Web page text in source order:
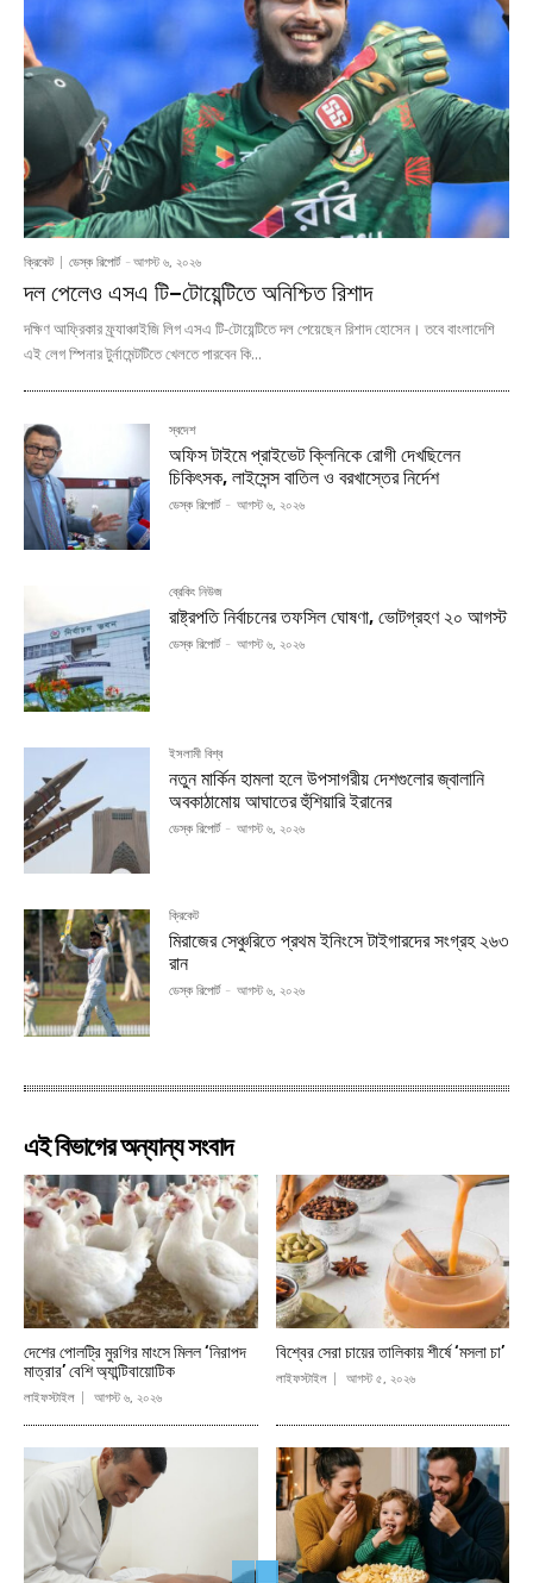
ক্রিকেট ডেস্ক রিপোর্ট - আগস্ট ৬, ২০২৬
দল পেলেও এসএ টি–টোয়েন্টিতে অনিশ্চিত রিশাদ
দক্ষিণ আফ্রিকার ফ্র্যাঞ্চাইজি লিগ এসএ টি-টোয়েন্টিতে দল পেয়েছেন রিশাদ হোসেন। তবে বাংলাদেশি
এই লেগ স্পিনার টুর্নামেন্টটিতে খেলতে পারবেন কি...
স্বদেশ
অফিস টাইমে প্রাইভেট ক্লিনিকে রোগী দেখছিলেন
চিকিৎসক, লাইসেন্স বাতিল ও বরখাস্তের নির্দেশ
ডেস্ক রিপোর্ট - আগস্ট ৬, ২০২৬
ব্রেকিং নিউজ
রাষ্ট্রপতি নির্বাচনের তফসিল ঘোষণা, ভোটগ্রহণ ২০ আগস্ট
ডেস্ক রিপোর্ট - আগস্ট ৬, ২০২৬
ইসলামী বিশ্ব
নতুন মার্কিন হামলা হলে উপসাগরীয় দেশগুলোর জ্বালানি
অবকাঠামোয় আঘাতের হুঁশিয়ারি ইরানের
ডেস্ক রিপোর্ট - আগস্ট ৬, ২০২৬
ক্রিকেট
মিরাজের সেঞ্চুরিতে প্রথম ইনিংসে টাইগারদের সংগ্রহ ২৬৩
রান
ডেস্ক রিপোর্ট - আগস্ট ৬, ২০২৬
এই বিভাগের অন্যান্য সংবাদ
দেশের পোলট্রি মুরগির মাংসে মিলল ‘নিরাপদ
মাত্রার’ বেশি অ্যান্টিবায়োটিক
লাইফস্টাইল আগস্ট ৬, ২০২৬
বিশ্বের সেরা চায়ের তালিকায় শীর্ষে ‘মসলা চা’
লাইফস্টাইল আগস্ট ৫, ২০২৬